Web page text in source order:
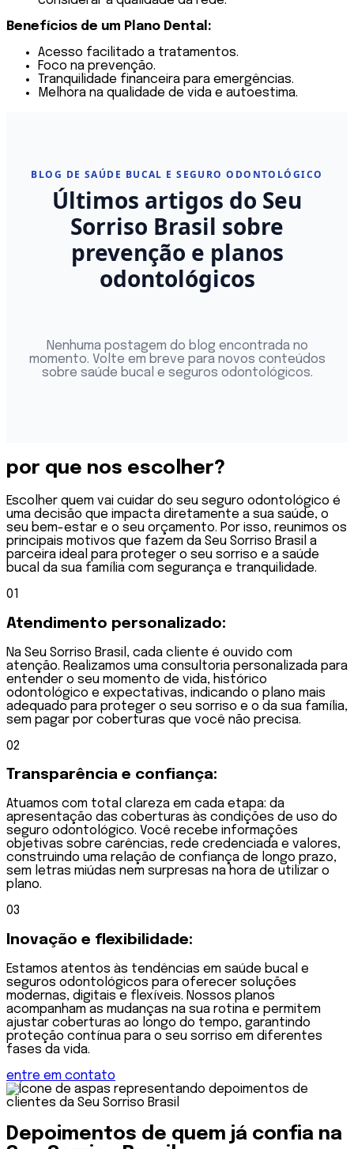
Benefícios de um Plano Dental:
Acesso facilitado a tratamentos.
Foco na prevenção.
Tranquilidade financeira para emergências.
Melhora na qualidade de vida e autoestima.
BLOG DE SAÚDE BUCAL E SEGURO ODONTOLÓGICO
Últimos artigos do Seu
Sorriso Brasil sobre
prevenção e planos
odontológicos
Nenhuma postagem do blog encontrada no
momento. Volte em breve para novos conteúdos
sobre saúde bucal e seguros odontológicos.
por que nos escolher?
Escolher quem vai cuidar do seu seguro odontológico é
uma decisão que impacta diretamente a sua saúde, o
seu bem-estar e o seu orçamento. Por isso, reunimos os
principais motivos que fazem da Seu Sorriso Brasil a
parceira ideal para proteger o seu sorriso e a saúde
bucal da sua família com segurança e tranquilidade.
01
Atendimento personalizado:
Na Seu Sorriso Brasil, cada cliente é ouvido com
atenção. Realizamos uma consultoria personalizada para
entender o seu momento de vida, histórico
odontológico e expectativas, indicando o plano mais
adequado para proteger o seu sorriso e o da sua família,
sem pagar por coberturas que você não precisa.
02
Transparência e confiança:
Atuamos com total clareza em cada etapa: da
apresentação das coberturas às condições de uso do
seguro odontológico. Você recebe informações
objetivas sobre carências, rede credenciada e valores,
construindo uma relação de confiança de longo prazo,
sem letras miúdas nem surpresas na hora de utilizar o
plano.
03
Inovação e flexibilidade:
Estamos atentos às tendências em saúde bucal e
seguros odontológicos para oferecer soluções
modernas, digitais e flexíveis. Nossos planos
acompanham as mudanças na sua rotina e permitem
ajustar coberturas ao longo do tempo, garantindo
proteção contínua para o seu sorriso em diferentes
fases da vida.
entre em contato
Depoimentos de quem já confia na